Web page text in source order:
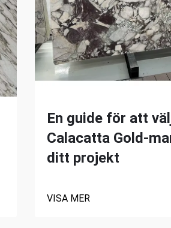
En guide för att
Calacatta Gold-
ditt projekt
VISA MER